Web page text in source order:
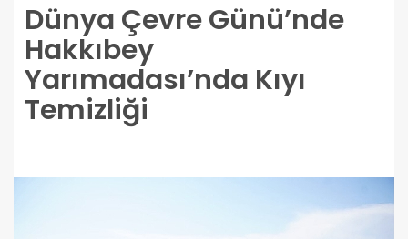
Dünya Çevre Günü’nde
Hakkıbey
Yarımadası’nda Kıyı
Temizliği